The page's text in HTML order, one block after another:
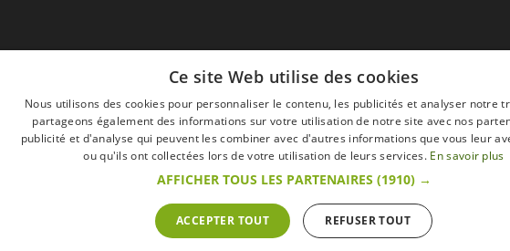
en Europe sur devis
Mentions légales Retour & Droit de
Ce site Web utilise des cookies
Nous utilisons des cookies pour personnaliser le contenu, les publicités et analyser notre
partageons également des informations sur votre utilisation de notre site avec nos
publicité et d'analyse qui peuvent les combiner avec d'autres informations que vous leur
ou qu'ils ont collectées lors de votre utilisation de leurs services. En savoir plus
AFFICHER TOUS LES PARTENAIRES (1910) →
ACCEPTER TOUT REFUSER TOUT